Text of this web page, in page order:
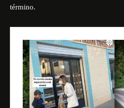
término.